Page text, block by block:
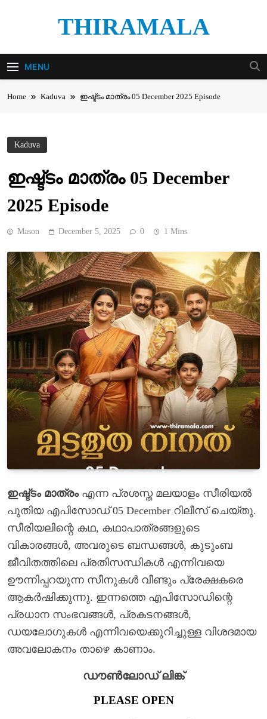
THIRAMALA
MENU
Home Kaduva ഇഷ്ട്ടം മാത്രം 05 December 2025 Episode
Kaduva
ഇഷ്ട്ടം മാത്രം 05 December
2025 Episode
Mason December 5, 2025 0 1 Mins
ഇഷ്ട്ടം മാത്രംഎന്ന പ്രശസ്ത മലയാളം സീരിയൽ
പുതിയ എപിസോഡ് 05 December റിലീസ് ചെയ്തു.
സീരിയലിന്റെ കഥ, കഥാപാത്രങ്ങളുടെ
വികാരങ്ങൾ, അവരുടെ ബന്ധങ്ങൾ, കുടുംബ
ജീവിതത്തിലെ പ്രതിസന്ധികൾ എന്നിവയെ
ഊന്നിപ്പറയുന്ന സീനുകൾ വീണ്ടും പ്രേക്ഷകരെ
ആകർഷിക്കുന്നു. ഇന്നത്തെ എപിസോഡിന്റെ
പ്രധാന സംഭവങ്ങൾ, പ്രകടനങ്ങൾ,
ഡയലോഗുകൾ എന്നിവയെക്കുറിച്ചുള്ള വിശദമായ
അവലോകനം താഴെ കാണാം.
ഡൗൺലോഡ് ലിങ്ക്
PLEASE OPEN